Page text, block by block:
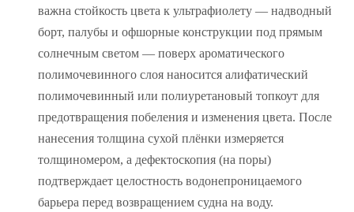
важна стойкость цвета к ультрафиолету — надводный
борт, палубы и офшорные конструкции под прямым
солнечным светом — поверх ароматического
полимочевинного слоя наносится алифатический
полимочевинный или полиуретановый топкоут для
предотвращения побеления и изменения цвета. После
нанесения толщина сухой плёнки измеряется
толщиномером, а дефектоскопия (на поры)
подтверждает целостность водонепроницаемого
барьера перед возвращением судна на воду.